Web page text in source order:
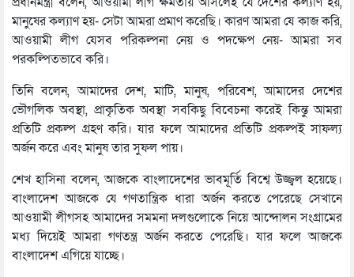
মানুষের কল্যাণ হয়- সেটা আমরা প্রমাণ করেছি। কারণ আমরা যে কাজ করি,
আওয়ামী লীগ যেসব পরিকল্পনা নেয় ও পদক্ষেপ নেয়- আমরা সব
পরকল্পিতভাবে করি।
তিনি বলেন, আমাদের দেশ, মাটি, মানুষ, পরিবেশ, আমাদের দেশের
ভৌগলিক অবস্থা, প্রাকৃতিক অবস্থা সবকিছু বিবেচনা করেই কিন্তু আমরা
প্রতিটি প্রকল্প গ্রহণ করি। যার ফলে আমাদের প্রতিটি প্রকল্পই সাফল্য
অর্জন করে এবং মানুষ তার সুফল পায়।
শেখ হাসিনা বলেন, আজকে বাংলাদেশের ভাবমূর্তি বিশ্বে উজ্জ্বল হয়েছে।
বাংলাদেশ আজকে যে গণতান্ত্রিক ধারা অর্জন করতে পেরেছে সেখানে
আওয়ামী লীগসহ আমাদের সমমনা দলগুলোকে নিয়ে আন্দোলন সংগ্রামের
মধ্য দিয়েই আমরা গণতন্ত্র অর্জন করতে পেরেছি। যার ফলে আজকে
বাংলাদেশ এগিয়ে যাচ্ছে।